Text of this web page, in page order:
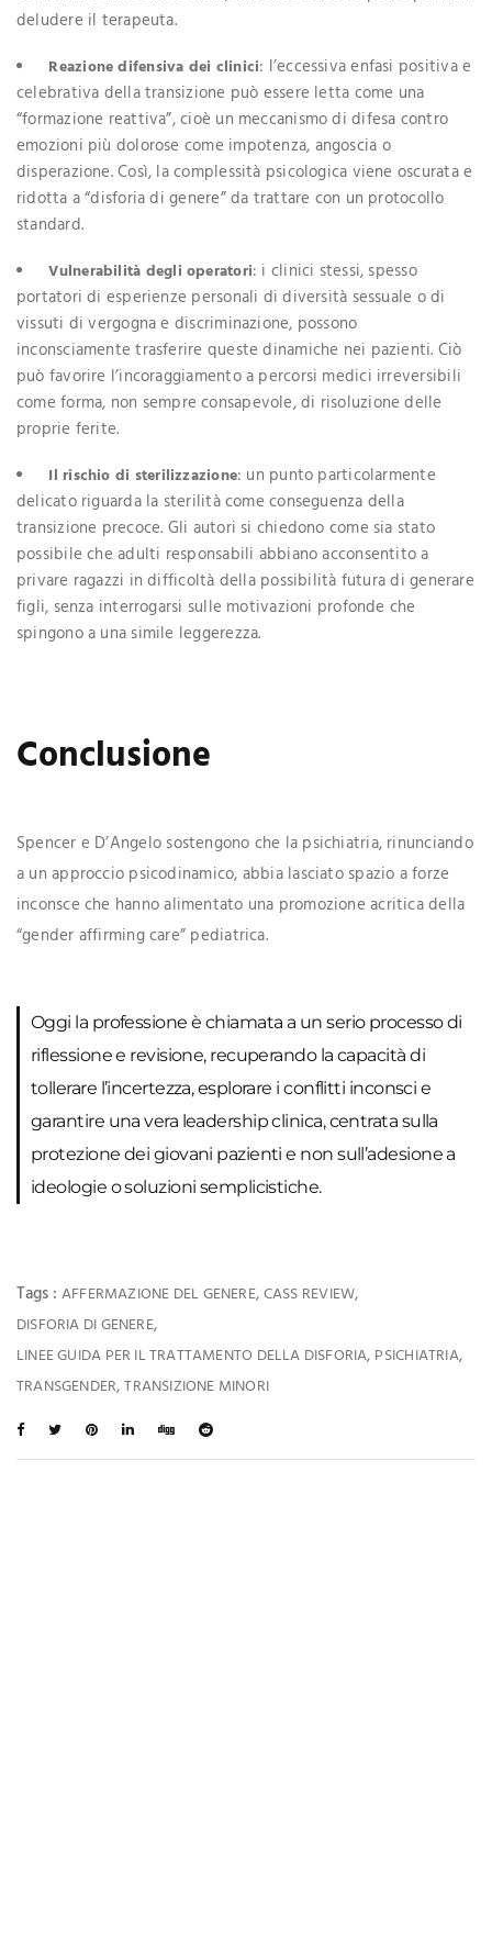
deludere il terapeuta.
Reazione difensiva dei clinici: l’eccessiva enfasi positiva e
celebrativa della transizione può essere letta come una
“formazione reattiva”, cioè un meccanismo di difesa contro
emozioni più dolorose come impotenza, angoscia o
disperazione. Così, la complessità psicologica viene oscurata e
ridotta a “disforia di genere” da trattare con un protocollo
standard.
Vulnerabilità degli operatori: i clinici stessi, spesso
portatori di esperienze personali di diversità sessuale o di
vissuti di vergogna e discriminazione, possono
inconsciamente trasferire queste dinamiche nei pazienti. Ciò
può favorire l’incoraggiamento a percorsi medici irreversibili
come forma, non sempre consapevole, di risoluzione delle
proprie ferite.
Il rischio di sterilizzazione: un punto particolarmente
delicato riguarda la sterilità come conseguenza della
transizione precoce. Gli autori si chiedono come sia stato
possibile che adulti responsabili abbiano acconsentito a
privare ragazzi in difficoltà della possibilità futura di generare
figli, senza interrogarsi sulle motivazioni profonde che
spingono a una simile leggerezza.
Conclusione
Spencer e D’Angelo sostengono che la psichiatria, rinunciando
a un approccio psicodinamico, abbia lasciato spazio a forze
inconsce che hanno alimentato una promozione acritica della
“gender affirming care” pediatrica.
Oggi la professione è chiamata a un serio processo di
riflessione e revisione, recuperando la capacità di
tollerare l’incertezza, esplorare i conflitti inconsci e
garantire una vera leadership clinica, centrata sulla
protezione dei giovani pazienti e non sull’adesione a
ideologie o soluzioni semplicistiche.
Tags : AFFERMAZIONE DEL GENERE,CASS REVIEW,
DISFORIA DI GENERE,
LINEE GUIDA PER IL TRATTAMENTO DELLA DISFORIA, PSICHIATRIA,
TRANSGENDER,TRANSIZIONE MINORI